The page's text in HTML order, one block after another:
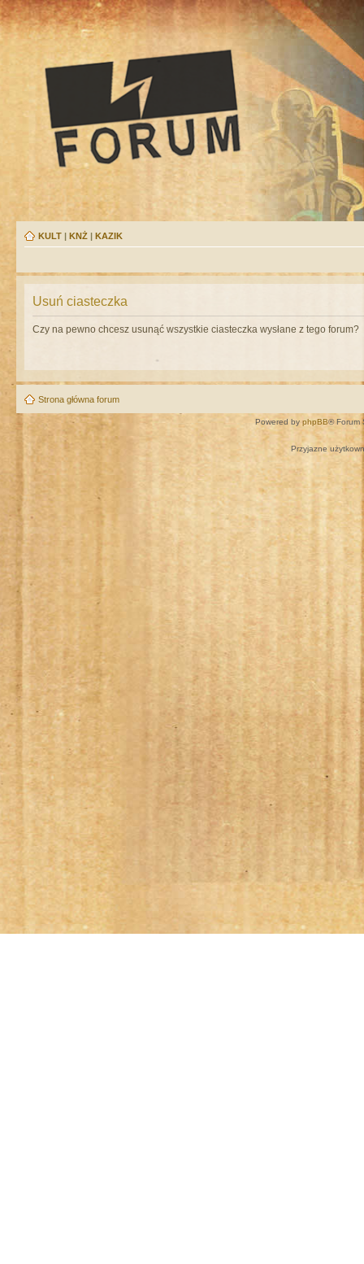
KULT | KNŻ | KAZIK
Usuń ciasteczka
Czy na pewno chcesz usunąć wszystkie ciasteczka wysłane z tego forum?
Strona główna forum
Powered by phpBB® Forum
Przyjazne